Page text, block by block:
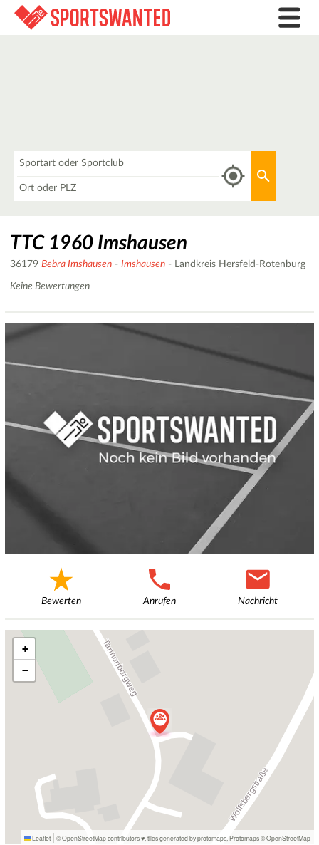
TTC 1960 Imshausen
36179 Bebra Imshausen - Imshausen - Landkreis Hersfeld-Rotenburg
Keine Bewertungen
Bewerten Anrufen Nachricht
+
−
Leaflet | © OpenStreetMap contributors ♥, tiles generated by protomaps Protomaps©OpenStreetMap